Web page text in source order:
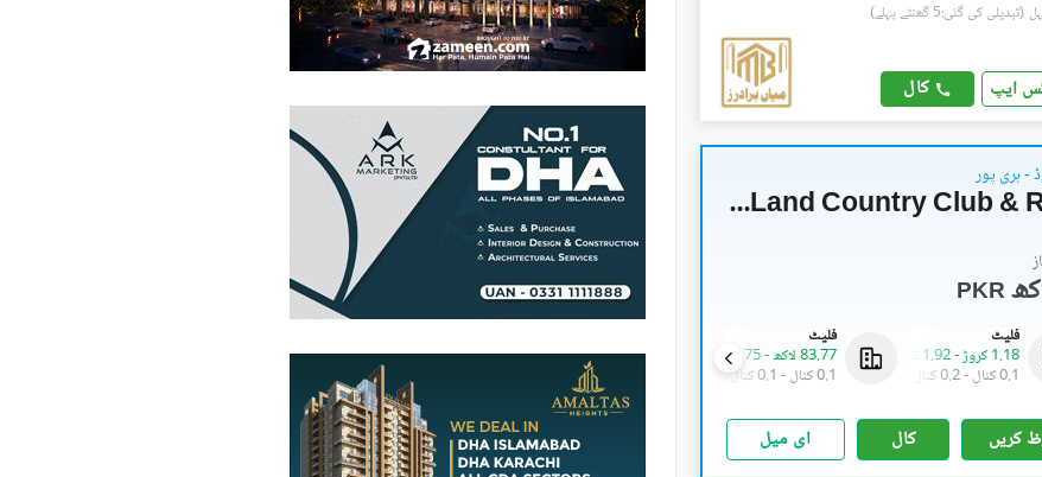
(تبدیلی کی گئی:5 گھنٹے پہلے)
ایپ کال
- ہری پور
Tomorrow Land Country Club & Resorts
PKR
83.77 لاکھ
-87.75 لاکھ
-0.1 کنال
1.18 کروڑ
-1.92 کروڑ
-0.2 کنال
فلیٹ
83.77 لاکھ
-87.75 لاکھ
0.1 کنال
- 0.1 کنال
فلیٹ
1.18 کروڑ
-1.92 کروڑ
0.1 کنال
-0.2 کنال
کریں کال ای میل